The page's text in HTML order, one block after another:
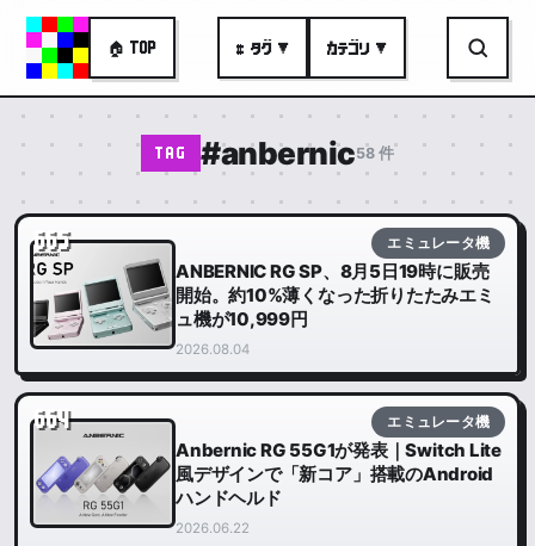
🏠 TOP # タグ ▼ カテゴリ ▼
TAG #anbernic58 件
665 エミュレータ機
ANBERNIC RG SP、8月5日19時に販売
開始。約10%薄くなった折りたたみエミ
ュ機が10,999円
2026.08.04
664 エミュレータ機
Anbernic RG 55G1が発表｜Switch Lite
風デザインで「新コア」搭載のAndroid
ハンドヘルド
2026.06.22